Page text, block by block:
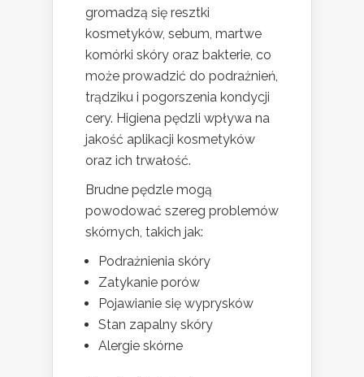
gromadzą się resztki
kosmetyków, sebum, martwe
komórki skóry oraz bakterie, co
może prowadzić do podrażnień,
trądziku i pogorszenia kondycji
cery. Higiena pędzli wpływa na
jakość aplikacji kosmetyków
oraz ich trwałość.
Brudne pędzle mogą
powodować szereg problemów
skórnych, takich jak:
Podrażnienia skóry
Zatykanie porów
Pojawianie się wyprysków
Stan zapalny skóry
Alergie skórne